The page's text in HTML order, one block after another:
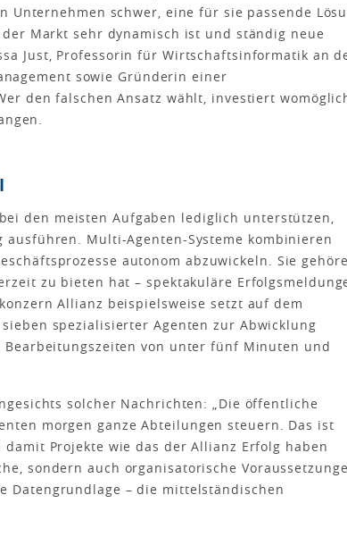
schwer, eine für sie passende
Markt sehr dynamisch ist und ständig neue
Just, Professorin für Wirtschaftsinformatik an
sowie Gründerin einer
den falschen Ansatz wählt, investiert
den meisten Aufgaben lediglich unterstützen,
ausführen. Multi-Agenten-Systeme kombinieren
autonom abzuwickeln. Sie
zu bieten hat – spektakuläre
Allianz beispielsweise setzt auf dem
spezialisierter Agenten zur Abwicklung
von unter fünf Minuten und
solcher Nachrichten: „Die öffentliche
morgen ganze Abteilungen steuern. Das ist
Projekte wie das der Allianz Erfolg haben
sondern auch organisatorische
Datengrundlage – die mittelständischen